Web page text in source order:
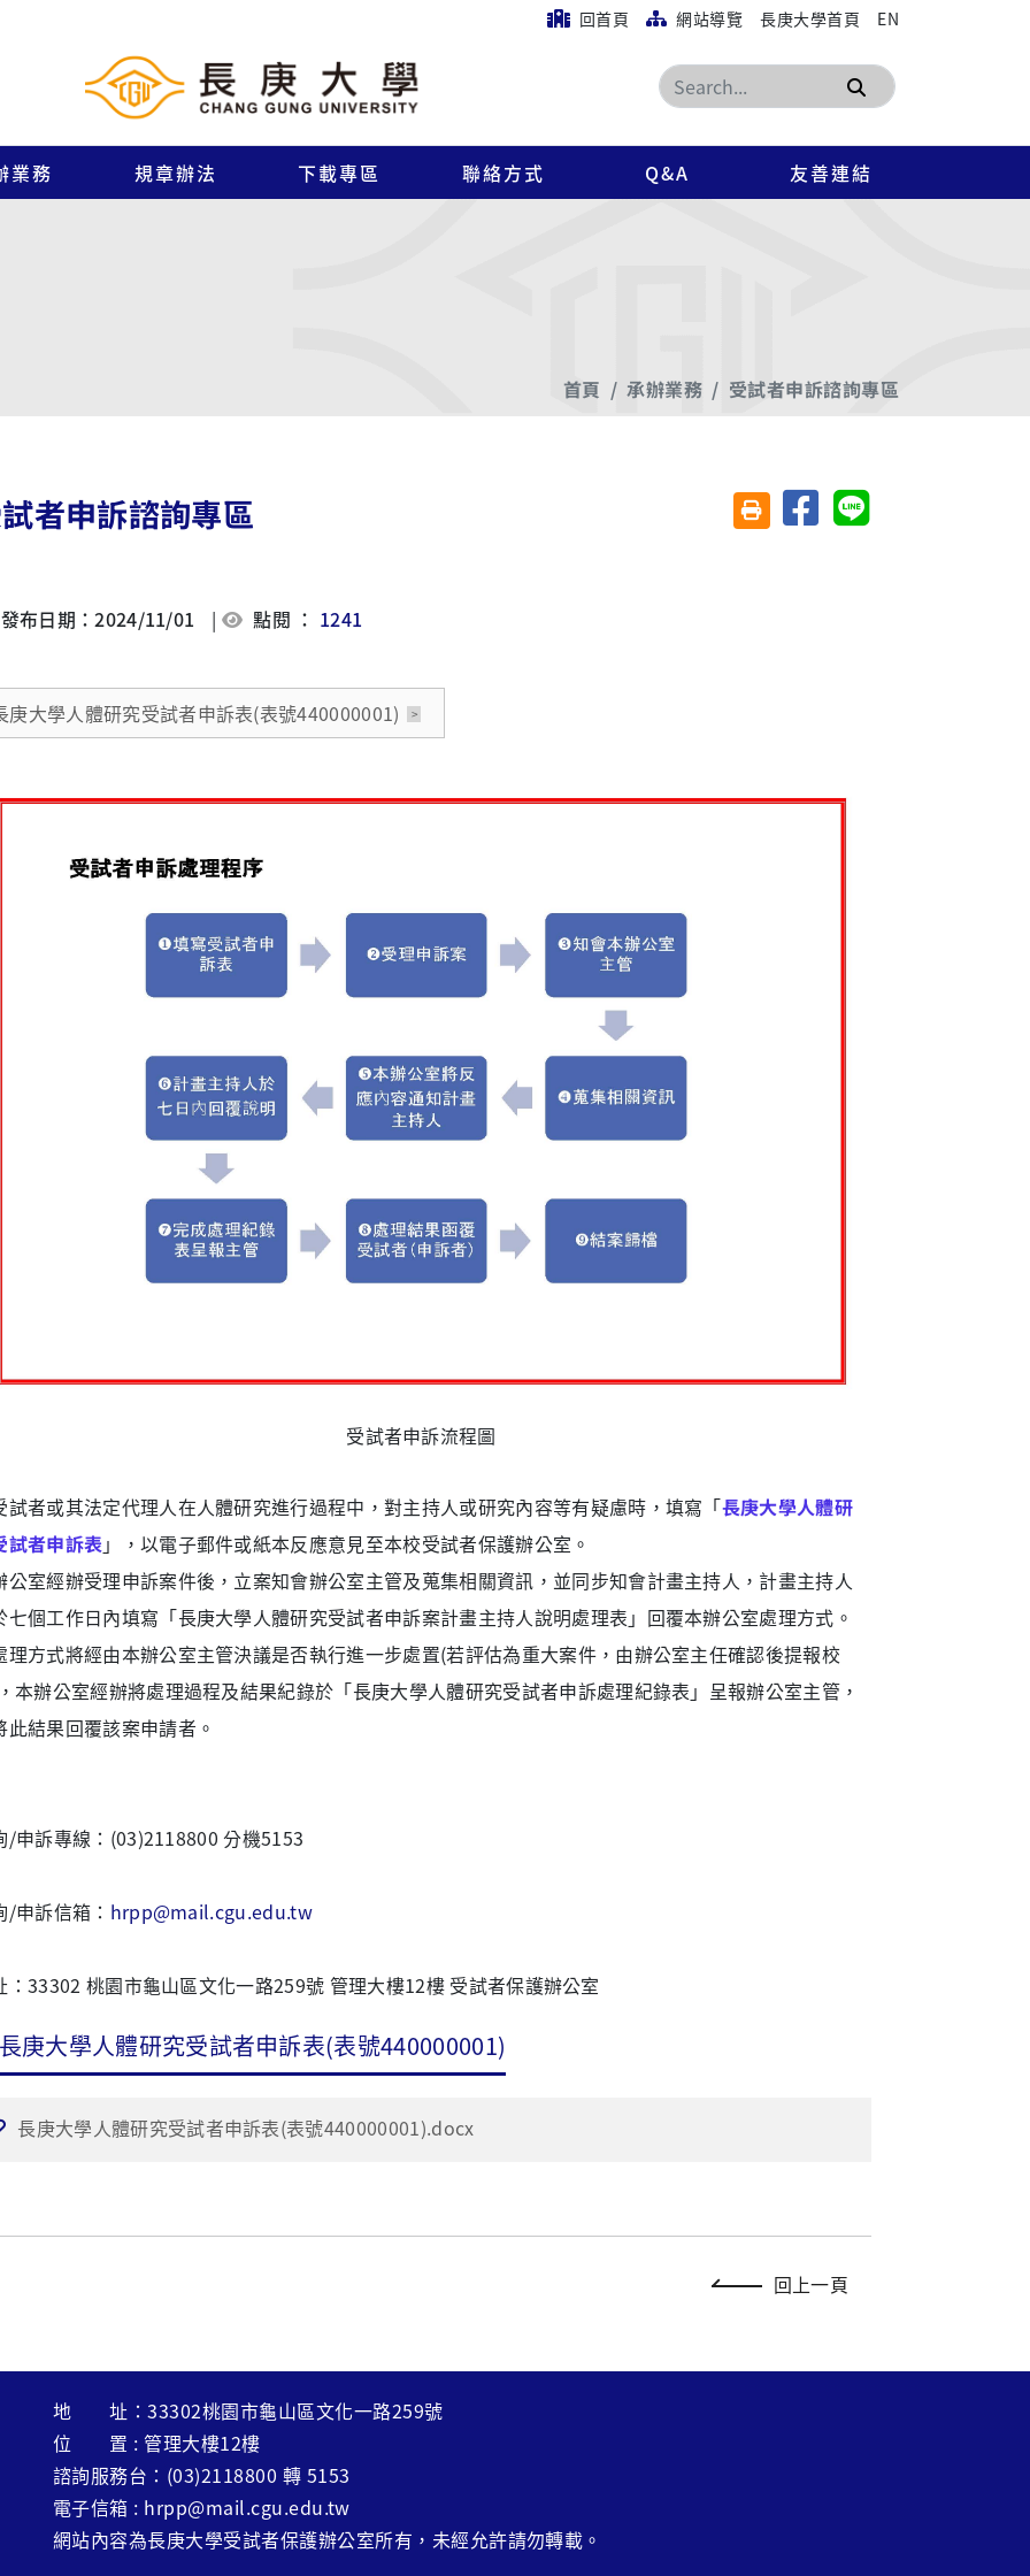
回首頁 網站導覽 長庚大學首頁 EN
搜尋
業務 規章辦法 下載專區 聯絡方式 Q&A 友善連結
首頁 承辦業務 受試者申訴諮詢專區
者申訴諮詢專區 友善列印(另開視窗)
分享至臉書分享至 Line
布日期：2024/11/01 | 點閱 ： 1241
庚大學人體研究受試者申訴表(表號440000001)
受試者申訴流程圖
試者或其法定代理人在人體研究進行過程中，對主持人或研究內容等有疑慮時，填寫「長庚大學人體研
試者申訴表」，以電子郵件或紙本反應意見至本校受試者保護辦公室。
公室經辦受理申訴案件後，立案知會辦公室主管及蒐集相關資訊， 並同步知會計畫主持人，計畫主持人
七個工作日內填寫「長庚大學人體研究受試者申訴案計畫主持人說明處理表」回覆本辦公室處理方式。
理方式將經由本辦公室主管決議是否執行進一步處置(若評估為重大案件，由辦公室主任確認後提報校
本辦公室經辦將處理過程及結果紀錄於 「長庚大學人體研究受試者申訴處理紀錄表」呈報辦公室主管，
此結果回覆該案申請者。
/申訴專線：(03)2118800 分機5153
/申訴信箱： hrpp@mail.cgu.edu.tw
：33302 桃園市龜山區文化一路259號 管理大樓12樓 受試者保護辦公室
庚大學人體研究受試者申訴表(表號440000001)
長庚大學人體研究受試者申訴表(表號440000001).docx
回上一頁
地 址：33302桃園市龜山區文化一路259號
位 置 : 管理大樓12樓
諮詢服務台：(03)2118800 轉 5153
電子信箱 : hrpp@mail.cgu.edu.tw
網站內容為長庚大學受試者保護辦公室所有，未經允許請勿轉載。